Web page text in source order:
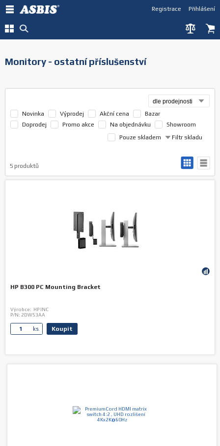
Přihlášení
Registrace
Monitory - ostatní příslušenství
Novinka Výprodej Akční cena
Bazar
Doprodej
Promo akce Na objednávku
Showroom
Filtr skladu
Pouze skladem
5 produktů
HP B300 PC Mounting Bracket
Výrobce: HP INC
P/N: 2DW53AA
ks. Koupit